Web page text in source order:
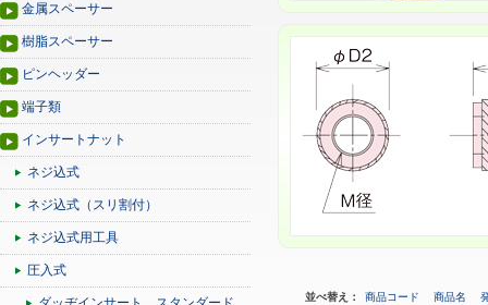
金属スペーサー
樹脂スペーサー
ピンヘッダー
端子類
インサートナット
ネジ込式
ネジ込式（スリ割付）
ネジ込式用工具
圧入式
並べ替え： 商品コード 商品名